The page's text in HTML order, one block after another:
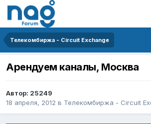
Телекомбиржа - Circuit Exchange
Арендуем каналы, Москва
Автор: 25249
18 апреля, 2012 в Телекомбиржа - Circuit